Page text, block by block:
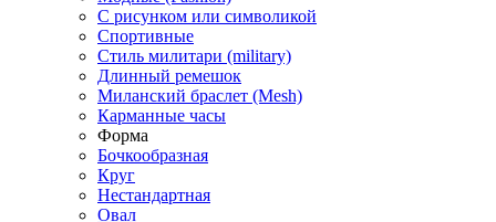
С рисунком или символикой
Спортивные
Стиль милитари (military)
Длинный ремешок
Миланский браслет (Mesh)
Карманные часы
Форма
Бочкообразная
Круг
Нестандартная
Овал